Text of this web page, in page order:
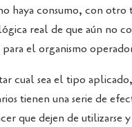
haya consumo, con otro
real de que aún no
para el organismo
cual sea el tipo
tienen una serie de
que dejen de utilizarse